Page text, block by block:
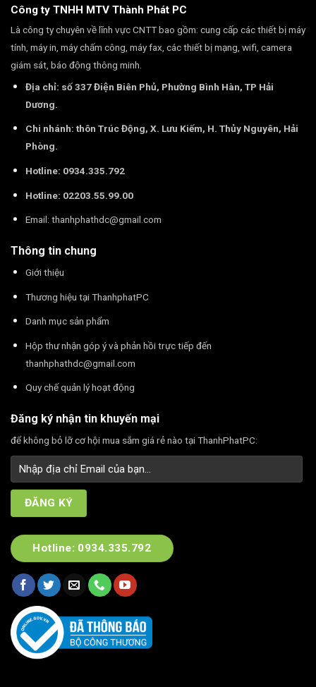
Công ty TNHH MTV Thành Phát PC
Là công ty chuyên về lĩnh vực CNTT bao gồm: cung cấp các thiết bị máy
tính, máy in, máy chấm công, máy fax, các thiết bị mạng, wifi, camera
giám sát, báo động thông minh.
Địa chỉ: số 337 Điện Biên Phủ, Phường Bình Hàn, TP Hải
Dương.
Chi nhánh: thôn Trúc Động, X. Lưu Kiếm, H. Thủy Nguyên, Hải
Phòng.
Hotline: 0934.335.792
Hotline: 02203.55.99.00
Email: thanhphathdc@gmail.com
Thông tin chung
Giới thiệu
Thương hiệu tại ThanhphatPC
Danh mục sản phẩm
Hộp thư nhận góp ý và phản hồi trực tiếp đến
thanhphathdc@gmail.com
Quy chế quản lý hoạt động
Đăng ký nhận tin khuyến mại
để không bỏ lỡ cơ hội mua sắm giá rẻ nào tại ThanhPhatPC:
Hotline: 0934.335.792